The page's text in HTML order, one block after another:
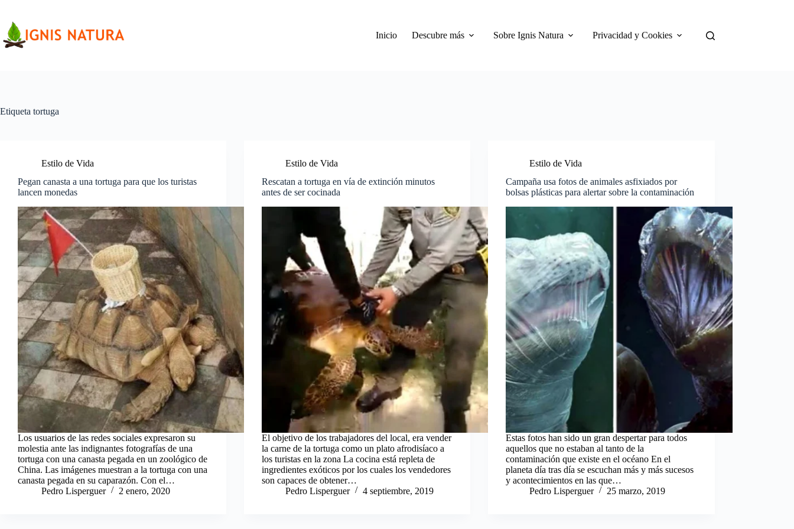
contenido
Inicio
Descubre más Sobre Ignis Natura Privacidad y Cookies
Etiqueta tortuga
Estilo de Vida
Pegan canasta a una tortuga para que los turistas
lancen monedas
Los usuarios de las redes sociales expresaron su
molestia ante las indignantes fotografías de una
tortuga con una canasta pegada en un zoológico de
China. Las imágenes muestran a la tortuga con una
canasta pegada en su caparazón. Con el…
Pedro Lisperguer
2 enero, 2020
Estilo de Vida
Rescatan a tortuga en vía de extinción minutos
antes de ser cocinada
El objetivo de los trabajadores del local, era vender
la carne de la tortuga como un plato afrodisíaco a
los turistas en la zona La cocina está repleta de
ingredientes exóticos por los cuales los vendedores
son capaces de obtener…
Pedro Lisperguer
4 septiembre, 2019
Estilo de Vida
Campaña usa fotos de animales asfixiados por
bolsas plásticas para alertar sobre la contaminación
Estas fotos han sido un gran despertar para todos
aquellos que no estaban al tanto de la
contaminación que existe en el océano En el
planeta día tras día se escuchan más y más sucesos
y acontecimientos en las que…
Pedro Lisperguer
25 marzo, 2019